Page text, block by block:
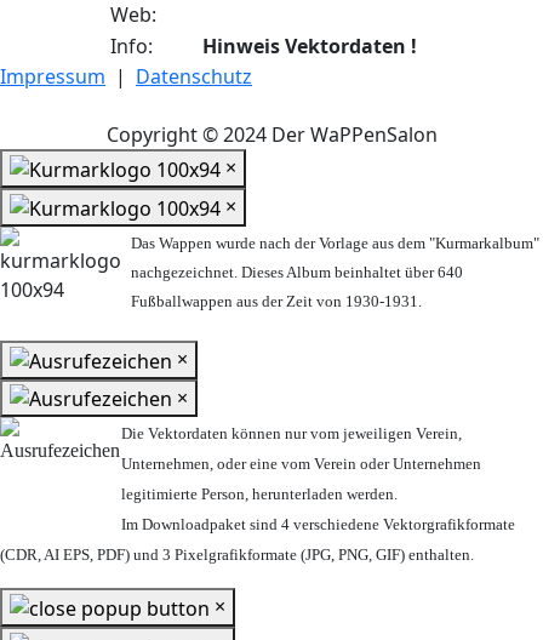
Web:
Info:
Hinweis Vektordaten !
Impressum | Datenschutz
Copyright © 2024 Der WaPPenSalon
×
×
Das Wappen wurde nach der Vorlage aus dem "Kurmarkalbum"
nachgezeichnet. Dieses Album beinhaltet über 640
Fußballwappen aus der Zeit von 1930-1931.
×
×
Die Vektordaten können nur vom jeweiligen Verein,
Unternehmen, oder eine vom Verein oder Unternehmen
legitimierte Person, herunterladen werden.
Im Downloadpaket sind 4 verschiedene Vektorgrafikformate
(CDR, AI EPS, PDF) und 3 Pixelgrafikformate (JPG, PNG, GIF) enthalten.
×